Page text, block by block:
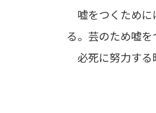
嘘をつくために
る。芸のため嘘
必死に努力する